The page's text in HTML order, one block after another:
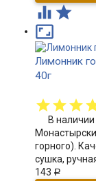
 

Лимонник
40г
В наличии
горного).
сушка,
143 Р